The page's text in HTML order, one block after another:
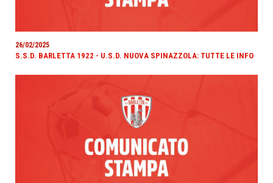
26/02/2025
S.S.D. BARLETTA 1922 - U.S.D. NUOVA SPINAZZOLA: TUTTE LE INFO